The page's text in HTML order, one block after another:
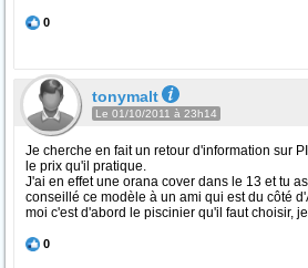
0
tonymalt
Le 01/10/2011 à 23h14
Je cherche en fait un retour d'information sur
le prix qu'il pratique.
J'ai en effet une orana cover dans le 13 et tu
conseillé ce modèle à un ami qui est du côté
moi c'est d'abord le piscinier qu'il faut choisir,
0